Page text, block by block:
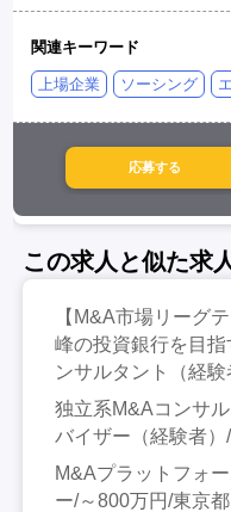
関連キーワード
上場企業 ソーシング
この求人と似た求
【M&A市場リーグ
峰の投資銀行を目
ンサルタント（経
独立系M&Aコンサ
バイザー（経験者
M&Aプラットフォ
ー/～800万円/東京都